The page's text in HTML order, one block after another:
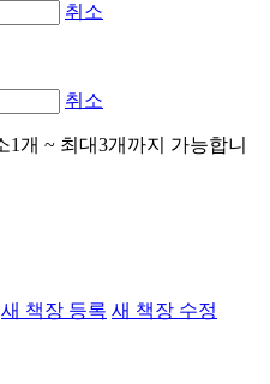
취소
취소
개 ~ 최대3개까지 가능합니
새 책장 등록 새 책장 수정